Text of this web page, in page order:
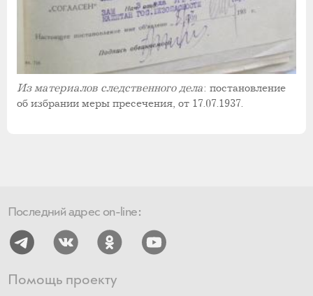
Из материалов следственного дела: постановление
об избрании меры пресечения, от 17.07.1937.
Последний адрес on-line:
Помощь проекту